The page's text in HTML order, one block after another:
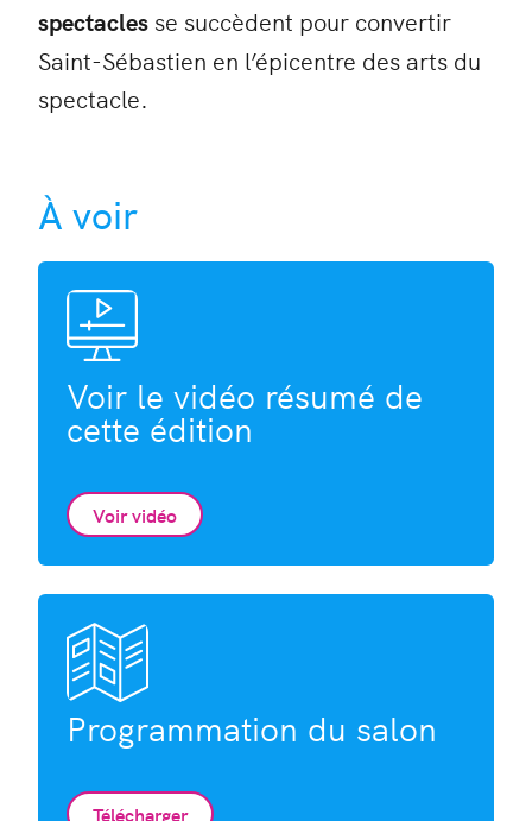
spectacles se succèdent pour convertir
Saint-Sébastien en l’épicentre des arts du
spectacle.
À voir
Voir le vidéo résumé de
cette édition
Voir vidéo
Programmation du salon
Télécharger